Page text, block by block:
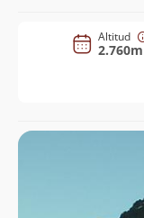
Altitud
2.760m